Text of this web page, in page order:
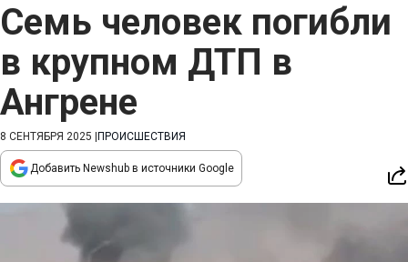
Семь человек погибли
в крупном ДТП в
Ангрене
8 СЕНТЯБРЯ 2025 ПРОИСШЕСТВИЯ
Добавить Newshub в источники Google